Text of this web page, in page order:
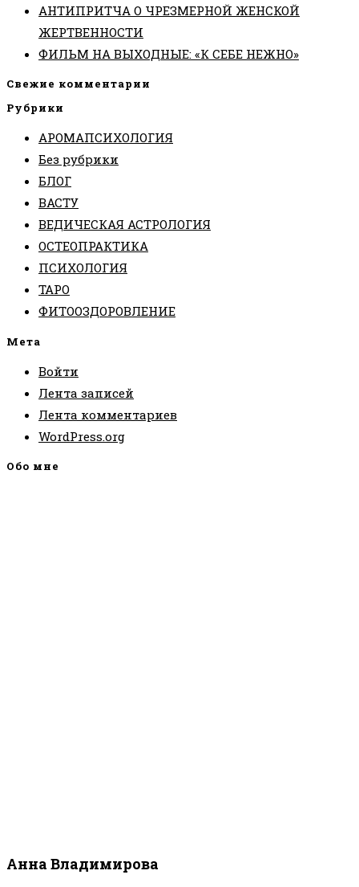
АНТИПРИТЧА О ЧРЕЗМЕРНОЙ ЖЕНСКОЙ
ЖЕРТВЕННОСТИ
ФИЛЬМ НА ВЫХОДНЫЕ: «К СЕБЕ НЕЖНО»
Свежие комментарии
Рубрики
АРОМАПСИХОЛОГИЯ
Без рубрики
БЛОГ
ВАСТУ
ВЕДИЧЕСКАЯ АСТРОЛОГИЯ
ОСТЕОПРАКТИКА
ПСИХОЛОГИЯ
ТАРО
ФИТООЗДОРОВЛЕНИЕ
Мета
Войти
Лента записей
Лента комментариев
WordPress.org
Обо мне
Анна Владимирова